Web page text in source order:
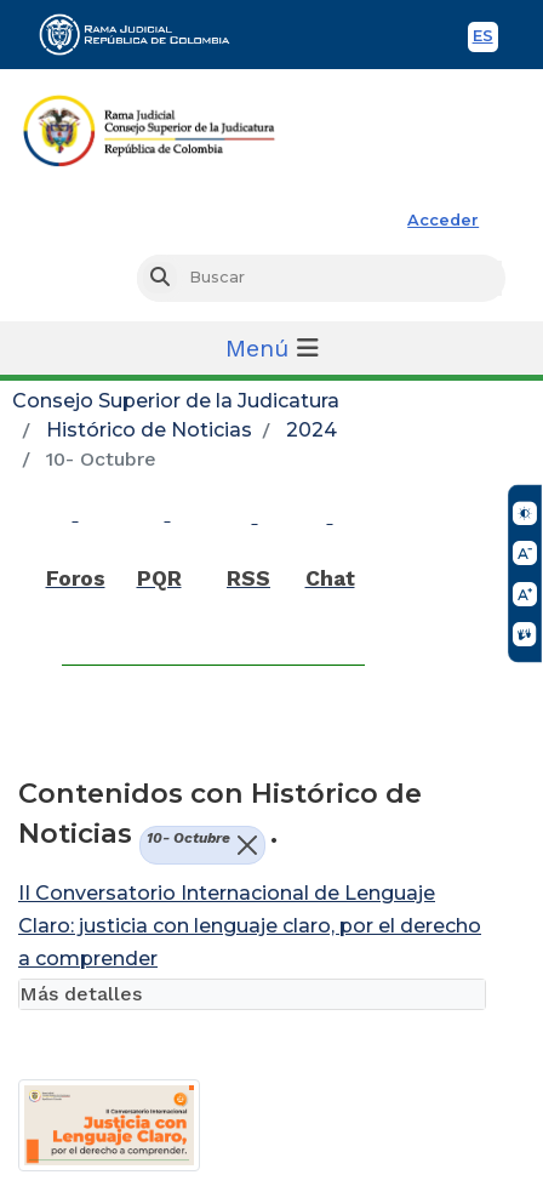
ES
Acceder
Buscar
Menú
Consejo Superior de la Judicatura
Histórico de Noticias
2024
10- Octubre
Foros PQR RSS Chat
Contenidos con Histórico de
Noticias
10- Octubre .
II Conversatorio Internacional de Lenguaje
Claro: justicia con lenguaje claro, por el derecho
a comprender
Más detalles